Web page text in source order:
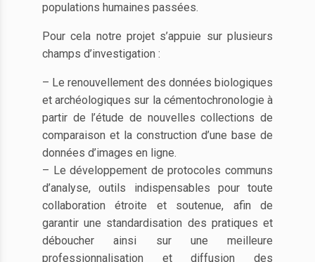
populations humaines passées.
Pour cela notre projet s’appuie sur plusieurs
champs d’investigation :
– Le renouvellement des données biologiques
et archéologiques sur la cémentochronologie à
partir de l’étude de nouvelles collections de
comparaison et la construction d’une base de
données d’images en ligne.
– Le développement de protocoles communs
d’analyse, outils indispensables pour toute
collaboration étroite et soutenue, afin de
garantir une standardisation des pratiques et
déboucher ainsi sur une meilleure
professionnalisation et diffusion des